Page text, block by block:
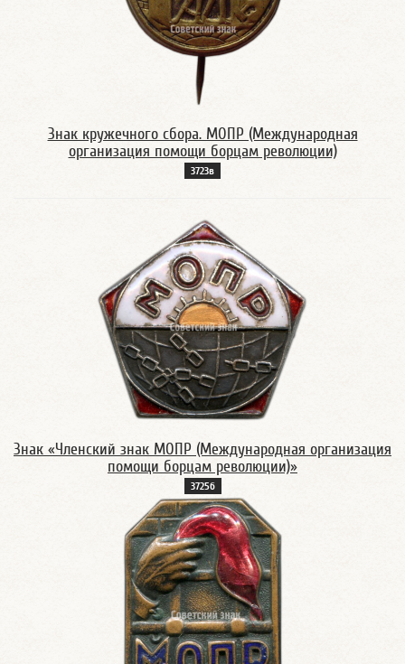
Знак кружечного сбора. МОПР (Международная
организация помощи борцам революции)
3723в
Знак «Членский знак МОПР (Международная организация
помощи борцам революции)»
3725б